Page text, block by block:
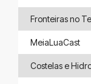
Fronteiras no
MeiaLuaCast
Costelas e